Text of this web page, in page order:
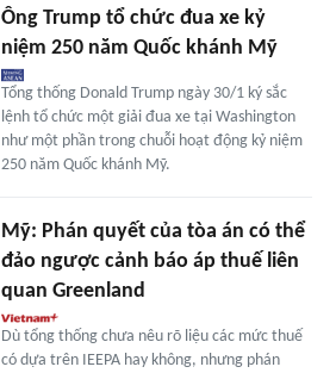
Ông Trump tổ chức đua xe kỷ
niệm 250 năm Quốc khánh Mỹ
Tổng thống Donald Trump ngày 30/1 ký sắc
lệnh tổ chức một giải đua xe tại Washington
như một phần trong chuỗi hoạt động kỷ niệm
250 năm Quốc khánh Mỹ.
Mỹ: Phán quyết của tòa án có thể
đảo ngược cảnh báo áp thuế liên
quan Greenland
Dù tổng thống chưa nêu rõ liệu các mức thuế
có dựa trên IEEPA hay không, nhưng phán